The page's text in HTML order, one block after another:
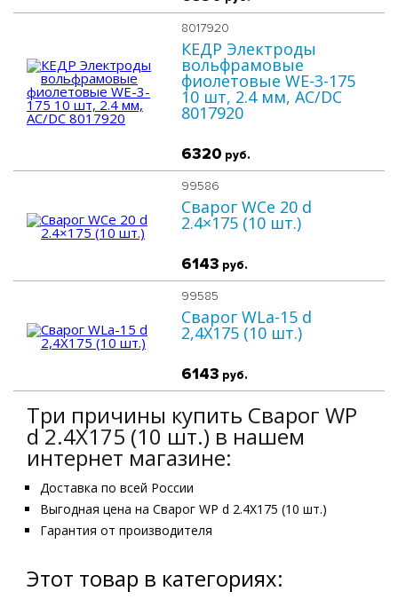
КЕДР Электроды
вольфрамовые
фиолетовые WE-3-175
10 шт, 2.4 мм, AC/DC
8017920
8017920
6320 руб.
Сварог WCe 20 d
2.4×175 (10 шт.)
99586
6143 руб.
Сварог WLa-15 d
2,4X175 (10 шт.)
99585
6143 руб.
Три причины купить Сварог WP
d 2.4X175 (10 шт.) в нашем
интернет магазине:
Доставка по всей России
Выгодная цена на Сварог WP d 2.4X175 (10 шт.)
Гарантия от производителя
Этот товар в категориях: